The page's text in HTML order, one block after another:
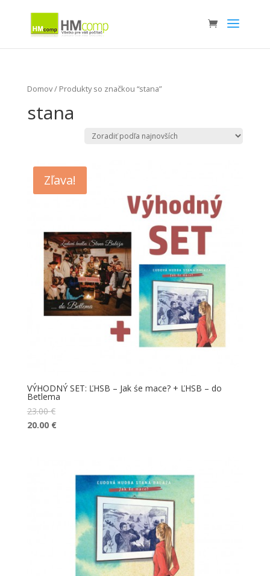
Domov/ Produkty so značkou “stana”
stana
Zľava!
VÝHODNÝ SET: ĽHSB – Jak śe mace? + ĽHSB – do
Betlema
23.00€
20.00 €